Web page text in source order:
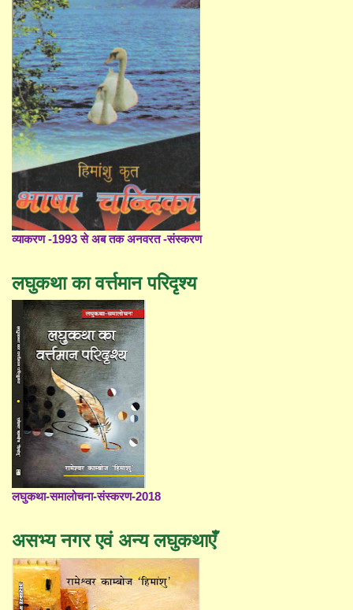
व्याकरण -1993 से अब तक अनवरत -संस्करण
लघुकथा का वर्त्तमान परिदृश्य
लघुकथा-समालोचना-संस्करण-2018
असभ्य नगर एवं अन्य लघुकथाएँ